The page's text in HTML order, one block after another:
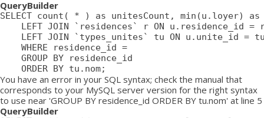
QueryBuilder
SELECT count( * ) as unitesCount, min(u.loyer) as
	ORDER BY tu.nom;
You have an error in your SQL syntax; check the manual that
corresponds to your MySQL server version for the right syntax
to use near 'GROUP BY residence_id ORDER BY tu.nom' at line 5
QueryBuilder